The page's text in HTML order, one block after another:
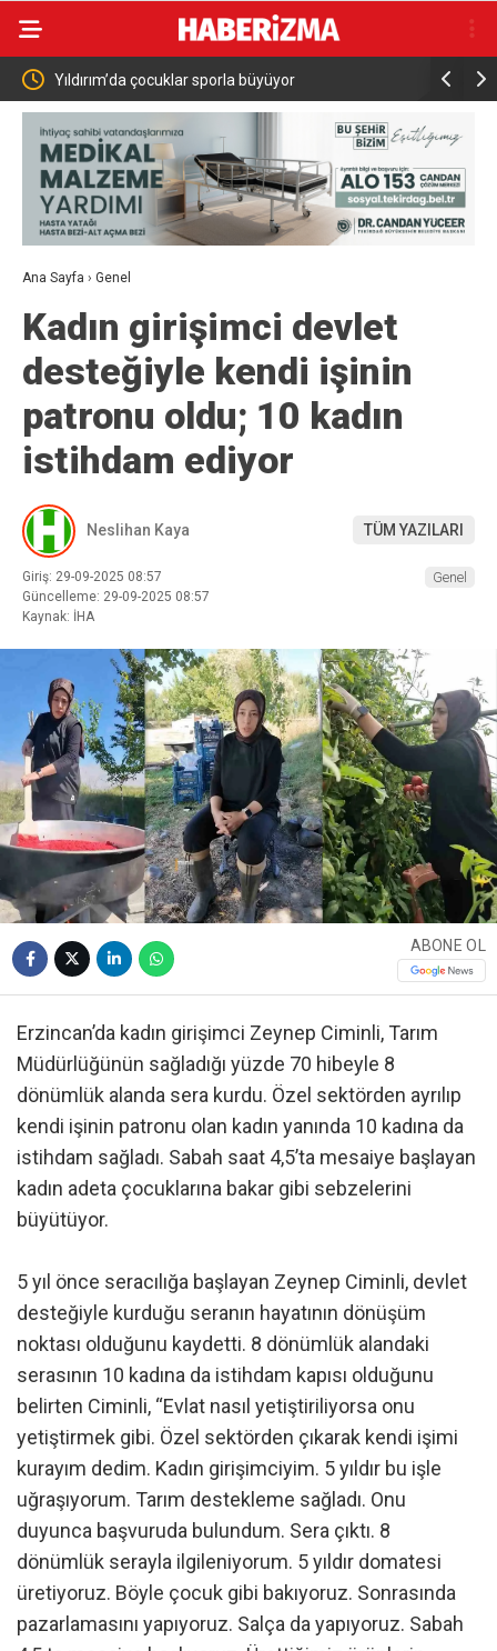
Yıldırım’da çocuklar sporla büyüyor Yeni
“başkan”
Ana Sayfa › Genel
Kadın girişimci devlet
desteğiyle kendi işinin
patronu oldu; 10 kadın
istihdam ediyor
Neslihan Kaya TÜM YAZILARI
Giriş: 29-09-2025 08:57
Güncelleme: 29-09-2025 08:57
Kaynak: İHA
Genel
ABONE OL
Erzincan’da kadın girişimci Zeynep Ciminli, Tarım
Müdürlüğünün sağladığı yüzde 70 hibeyle 8
dönümlük alanda sera kurdu. Özel sektörden ayrılıp
kendi işinin patronu olan kadın yanında 10 kadına da
istihdam sağladı. Sabah saat 4,5’ta mesaiye başlayan
kadın adeta çocuklarına bakar gibi sebzelerini
büyütüyor.
5 yıl önce seracılığa başlayan Zeynep Ciminli, devlet
desteğiyle kurduğu seranın hayatının dönüşüm
noktası olduğunu kaydetti. 8 dönümlük alandaki
serasının 10 kadına da istihdam kapısı olduğunu
belirten Ciminli, “Evlat nasıl yetiştiriliyorsa onu
yetiştirmek gibi. Özel sektörden çıkarak kendi işimi
kurayım dedim. Kadın girişimciyim. 5 yıldır bu işle
uğraşıyorum. Tarım destekleme sağladı. Onu
duyunca başvuruda bulundum. Sera çıktı. 8
dönümlük serayla ilgileniyorum. 5 yıldır domatesi
üretiyoruz. Böyle çocuk gibi bakıyoruz. Sonrasında
pazarlamasını yapıyoruz. Salça da yapıyoruz. Sabah